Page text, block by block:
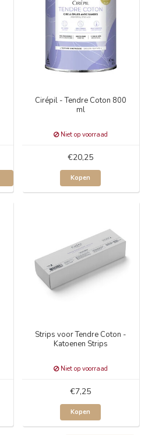
Cirépil - Tendre Coton 800
ml
Niet op voorraad
€20,25
Kopen
Strips voor Tendre Coton -
Katoenen Strips
Niet op voorraad
€7,25
Kopen